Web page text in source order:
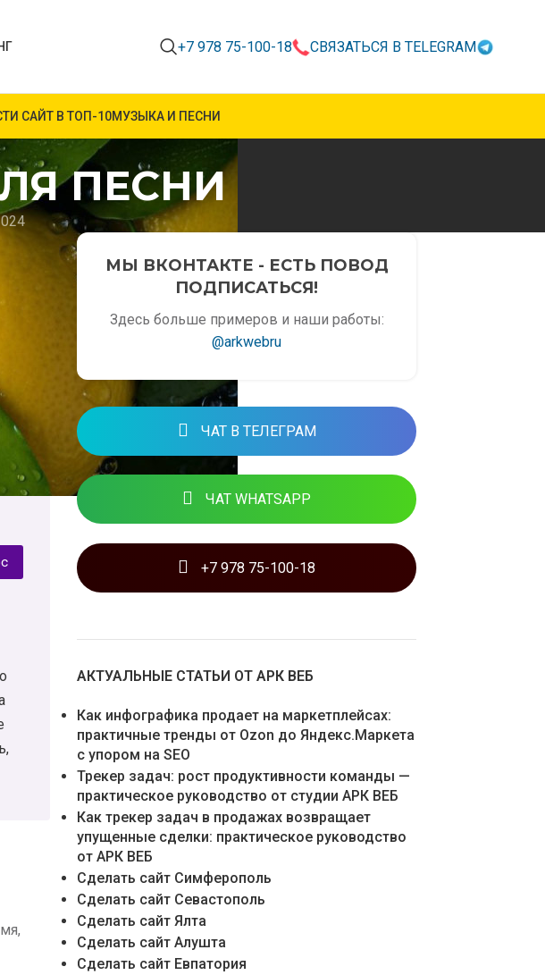
+7 978 75-100-18 СВЯЗАТЬСЯ В TELEGRAM
САЙТ В ТОП-10МУЗЫКА И ПЕСНИ
ПЕСНИ
мы
в
МЫ ВКОНТАКТЕ - ЕСТЬ ПОВОД
ПОДПИСАТЬСЯ!
Здесь больше примеров и наши работы:
@arkwebru
ЧАТ В ТЕЛЕГРАМ
ЧАТ WHATSAPP
+7 978 75-100-18
АКТУАЛЬНЫЕ СТАТЬИ ОТ АРК ВЕБ
Как инфографика продает на маркетплейсах:
практичные тренды от Ozon до Яндекс.Маркета
с упором на SEO
Трекер задач: рост продуктивности команды —
практическое руководство от студии АРК ВЕБ
Как трекер задач в продажах возвращает
упущенные сделки: практическое руководство
от АРК ВЕБ
Сделать сайт Симферополь
Сделать сайт Севастополь
Сделать сайт Ялта
Сделать сайт Алушта
Сделать сайт Евпатория